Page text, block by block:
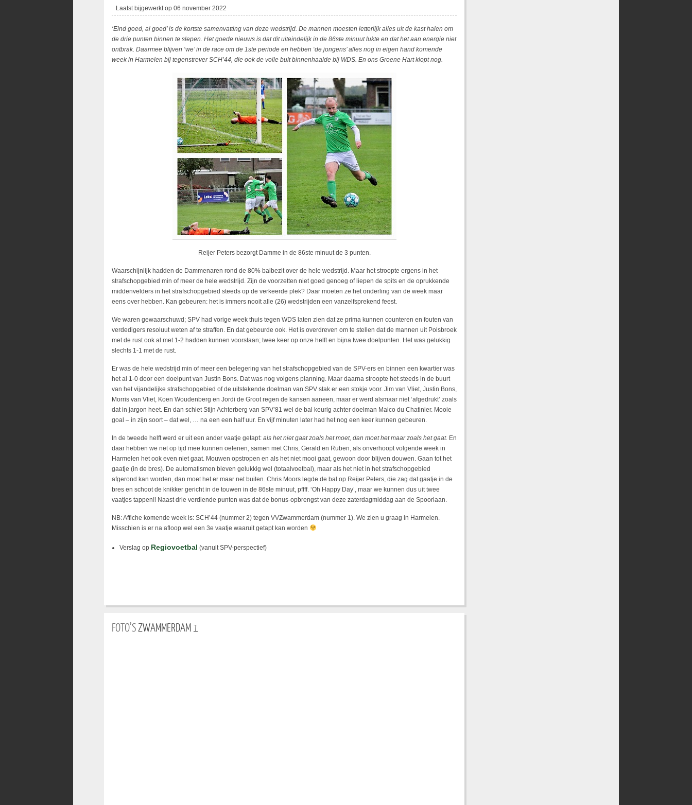
Laatst bijgewerkt op 06 november 2022
‘Eind goed, al goed’ is de kortste samenvatting van deze wedstrijd. De mannen moesten letterlijk alles uit de kast halen om
de drie punten binnen te slepen. Het goede nieuws is dat dit uiteindelijk in de 86ste minuut lukte en dat het aan energie niet
ontbrak. Daarmee blijven ‘we’ in de race om de 1ste periode en hebben ‘de jongens’ alles nog in eigen hand komende
week in Harmelen bij tegenstrever SCH’44, die ook de volle buit binnenhaalde bij WDS. En ons Groene Hart klopt nog.
Reijer Peters bezorgt Damme in de 86ste minuut de 3 punten.
Waarschijnlijk hadden de Dammenaren rond de 80% balbezit over de hele wedstrijd. Maar het stroopte ergens in het
strafschopgebied min of meer de hele wedstrijd. Zijn de voorzetten niet goed genoeg of liepen de spits en de oprukkende
middenvelders in het strafschopgebied steeds op de verkeerde plek? Daar moeten ze het onderling van de week maar
eens over hebben. Kan gebeuren: het is immers nooit alle (26) wedstrijden een vanzelfsprekend feest.
We waren gewaarschuwd; SPV had vorige week thuis tegen WDS laten zien dat ze prima kunnen counteren en fouten van
verdedigers resoluut weten af te straffen. En dat gebeurde ook. Het is overdreven om te stellen dat de mannen uit Polsbroek
met de rust ook al met 1-2 hadden kunnen voorstaan; twee keer op onze helft en bijna twee doelpunten. Het was gelukkig
slechts 1-1 met de rust.
Er was de hele wedstrijd min of meer een belegering van het strafschopgebied van de SPV-ers en binnen een kwartier was
het al 1-0 door een doelpunt van Justin Bons. Dat was nog volgens planning. Maar daarna stroopte het steeds in de buurt
van het vijandelijke strafschopgebied of de uitstekende doelman van SPV stak er een stokje voor. Jim van Vliet, Justin Bons,
Morris van Vliet, Koen Woudenberg en Jordi de Groot regen de kansen aaneen, maar er werd alsmaar niet ‘afgedrukt’ zoals
dat in jargon heet. En dan schiet Stijn Achterberg van SPV’81 wel de bal keurig achter doelman Maico du Chatinier. Mooie
goal – in zijn soort – dat wel, … na een een half uur. En vijf minuten later had het nog een keer kunnen gebeuren.
In de tweede helft werd er uit een ander vaatje getapt: als het niet gaat zoals het moet, dan moet het maar zoals het gaat. En
daar hebben we net op tijd mee kunnen oefenen, samen met Chris, Gerald en Ruben, als onverhoopt volgende week in
Harmelen het ook even niet gaat. Mouwen opstropen en als het niet mooi gaat, gewoon door blijven douwen. Gaan tot het
gaatje (in de bres). De automatismen bleven gelukkig wel (totaalvoetbal), maar als het niet in het strafschopgebied
afgerond kan worden, dan moet het er maar net buiten. Chris Moors legde de bal op Reijer Peters, die zag dat gaatje in de
bres en schoot de knikker gericht in de touwen in de 86ste minuut, pffff. ‘Oh Happy Day’, maar we kunnen dus uit twee
vaatjes tappen!! Naast drie verdiende punten was dat de bonus-opbrengst van deze zaterdagmiddag aan de Spoorlaan.
NB: Affiche komende week is: SCH’44 (nummer 2) tegen VVZwammerdam (nummer 1). We zien u graag in Harmelen.
Misschien is er na afloop wel een 3e vaatje waaruit getapt kan worden
Verslag op Regiovoetbal (vanuit SPV-perspectief)
FOTO’SZWAMMERDAM 1